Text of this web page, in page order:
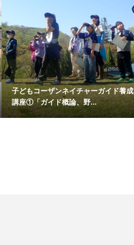
子どもコーザンネイチャーガイド養成
講座①「ガイド概論、野...